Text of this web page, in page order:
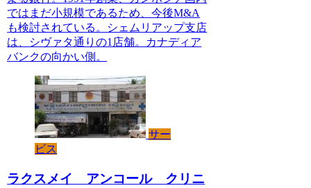
ではまだ小規模であるため、今後M&A
も検討されている。シェムリアップ支店
は、シヴァタ通りの1店舗。カナディア
バンクの向かい側。
サー
ビス
ラクスメイ アンコール クリニ